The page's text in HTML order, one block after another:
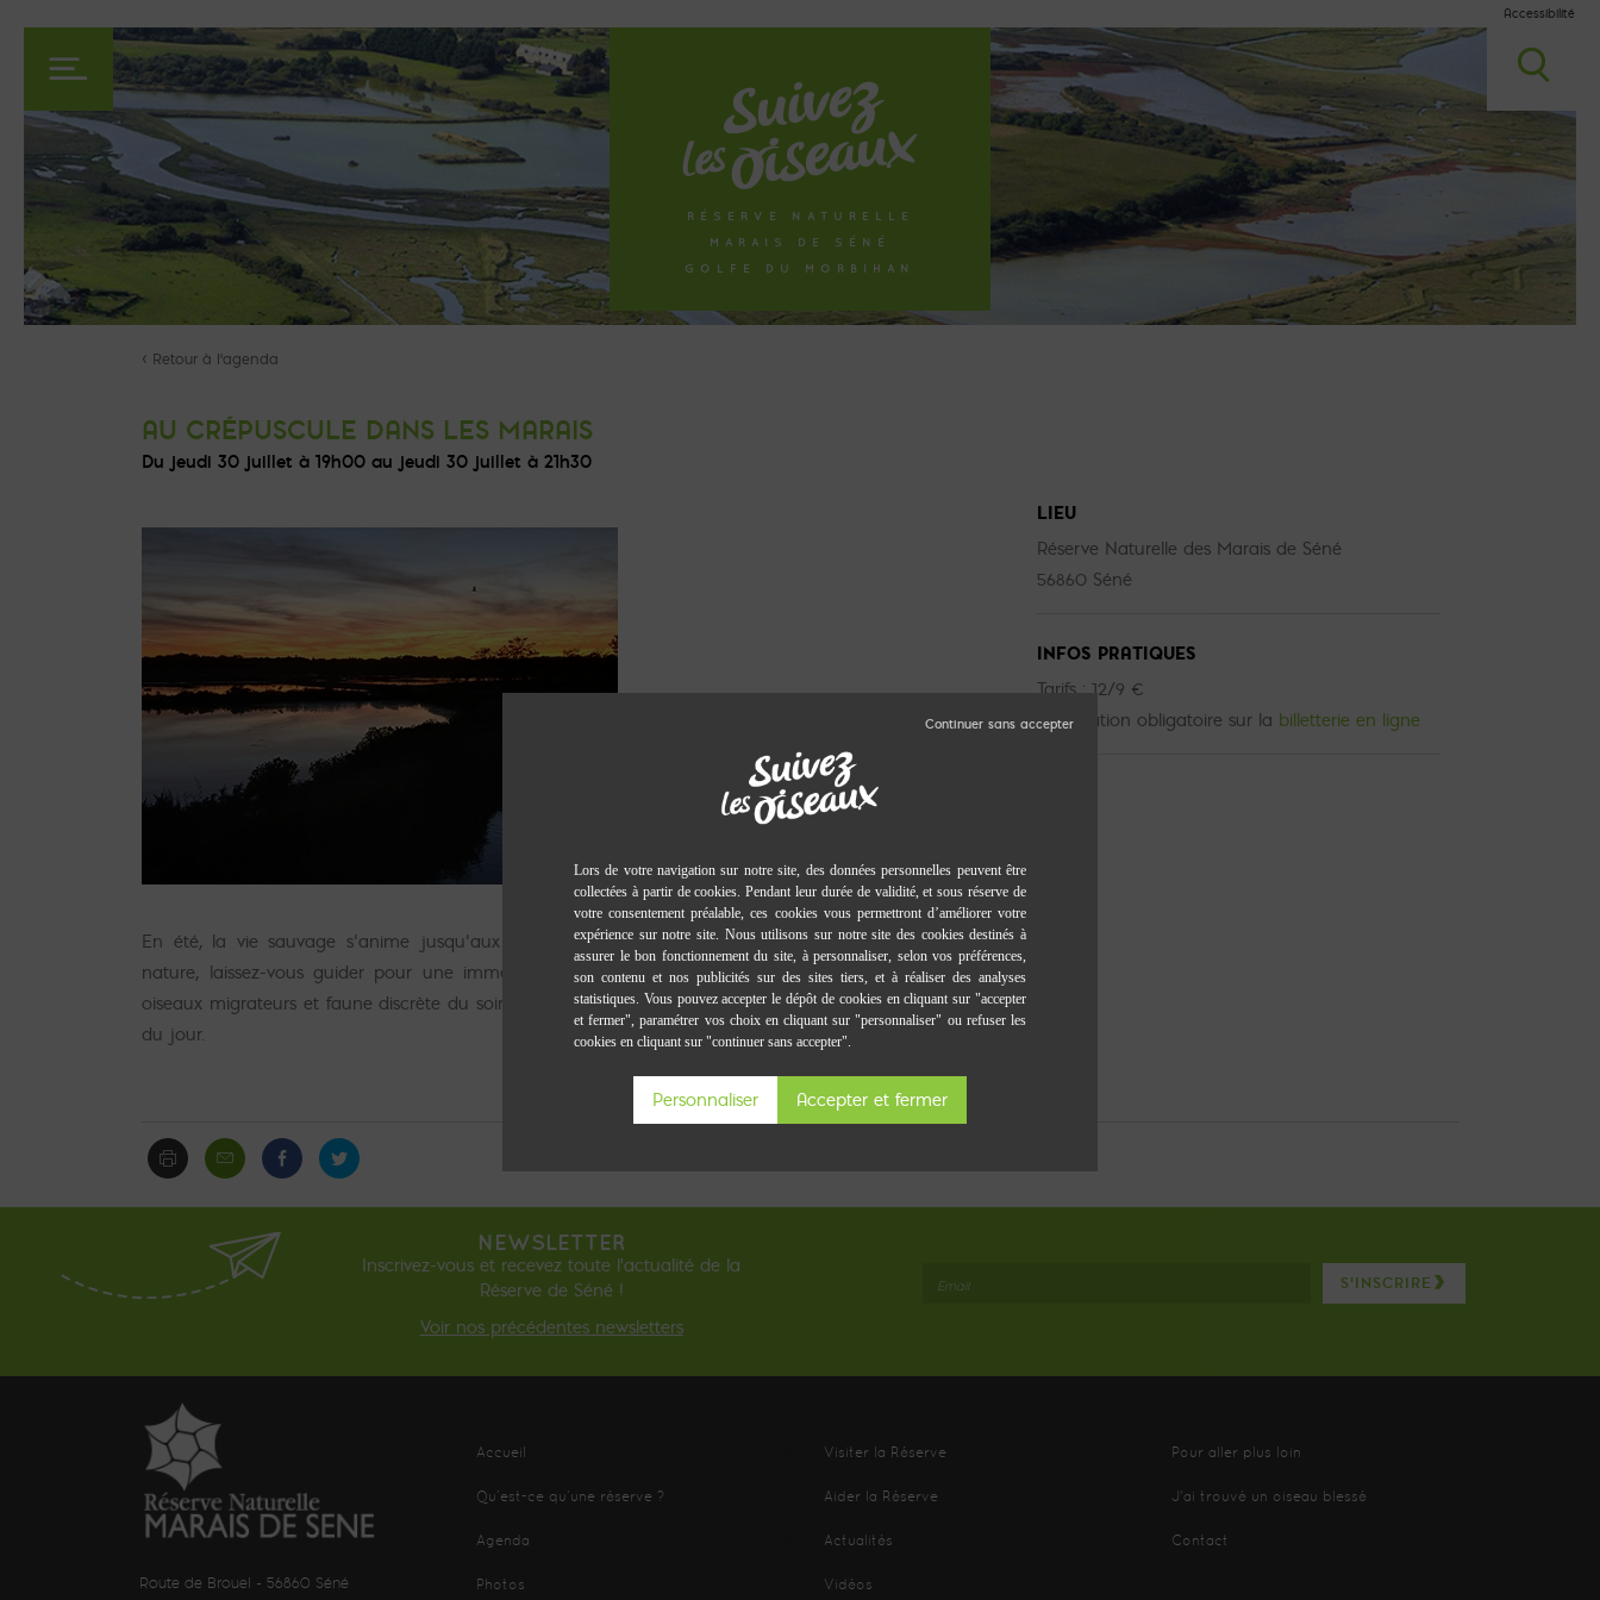
Accessibilité
RÉSERVE NATURELLE
MARAIS DE SÉNÉ
GOLFE DU MORBIHAN
< Retour à l'agenda
AU CRÉPUSCULE DANS LES MARAIS
Du jeudi 30 juillet à 19h00 au jeudi 30 juillet à 21h30
En été, la vie sauvage s’anime jusqu’aux dernières lueurs du jour. Accompagné d’un animateur
nature, laissez-vous guider pour une immersion privilégiée au cœur de la réserve naturelle. Entre
oiseaux migrateurs et faune discrète du soir, découvrez un monde fascinant qui s’éveille à la tombée
du jour.
LIEU
Réserve Naturelle des Marais de Séné
56860 Séné
INFOS PRATIQUES
Tarifs : 12/9 €
Réservation obligatoire sur la billetterie en ligne
NEWSLETTER
Inscrivez-vous et recevez toute l'actualité de la
Réserve de Séné !
Voir nos précédentes newsletters
S’INSCRIRE
Route de Brouel - 56860 Séné
Accueil Visiter la Réserve Pour aller plus loin
Qu’est-ce qu’une réserve ? Aider la Réserve J'ai trouvé un oiseau blessé
Agenda Actualités Contact
Photos Vidéos
Personnaliser